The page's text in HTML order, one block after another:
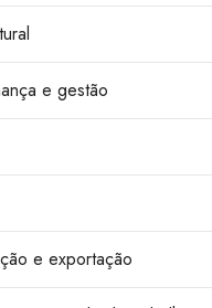
e gestão
e exportação